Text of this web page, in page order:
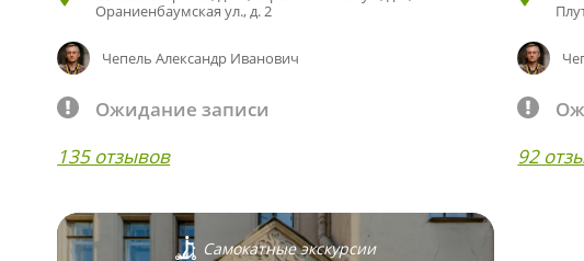
Ораниенбаумская ул., д. 2
Чепель Александр Иванович
Ожидание записи
135 отзывов
92
Самокатные экскурсии